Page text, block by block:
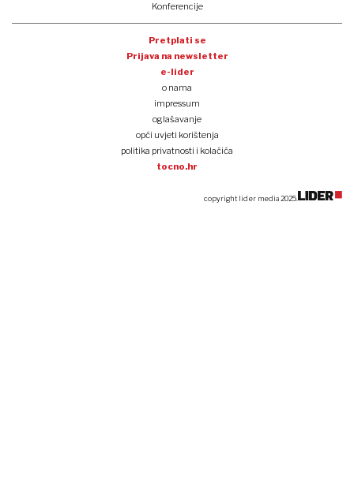
Konferencije
Pretplati se
Prijava na newsletter
e-lider
o nama
impressum
oglašavanje
opći uvjeti korištenja
politika privatnosti i kolačića
tocno.hr
copyright lider media 2025.